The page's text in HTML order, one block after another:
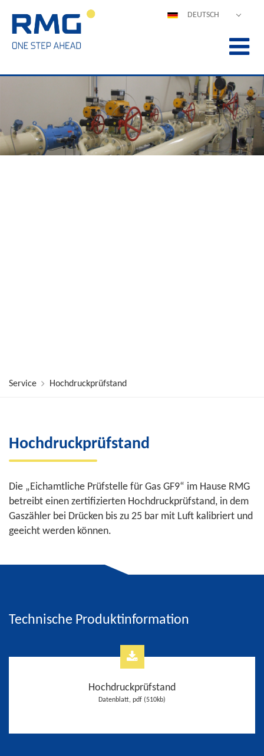
DEUTSCH
FRANÇAIS
ITALIANO
中文
PORTUGUÊS
Service Hochdruckprüfstand
Hochdruckprüfstand
Die „Eichamtliche Prüfstelle für Gas GF9“ im Hause RMG
betreibt einen zertifizierten Hochdruckprüfstand, in dem
Gaszähler bei Drücken bis zu 25 bar mit Luft kalibriert und
geeicht werden können.
Technische Produktinformation
Hochdruckprüfstand
Datenblatt, pdf (510kb)